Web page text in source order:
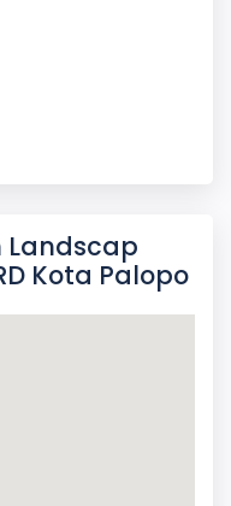
Landscap
Kota Palopo